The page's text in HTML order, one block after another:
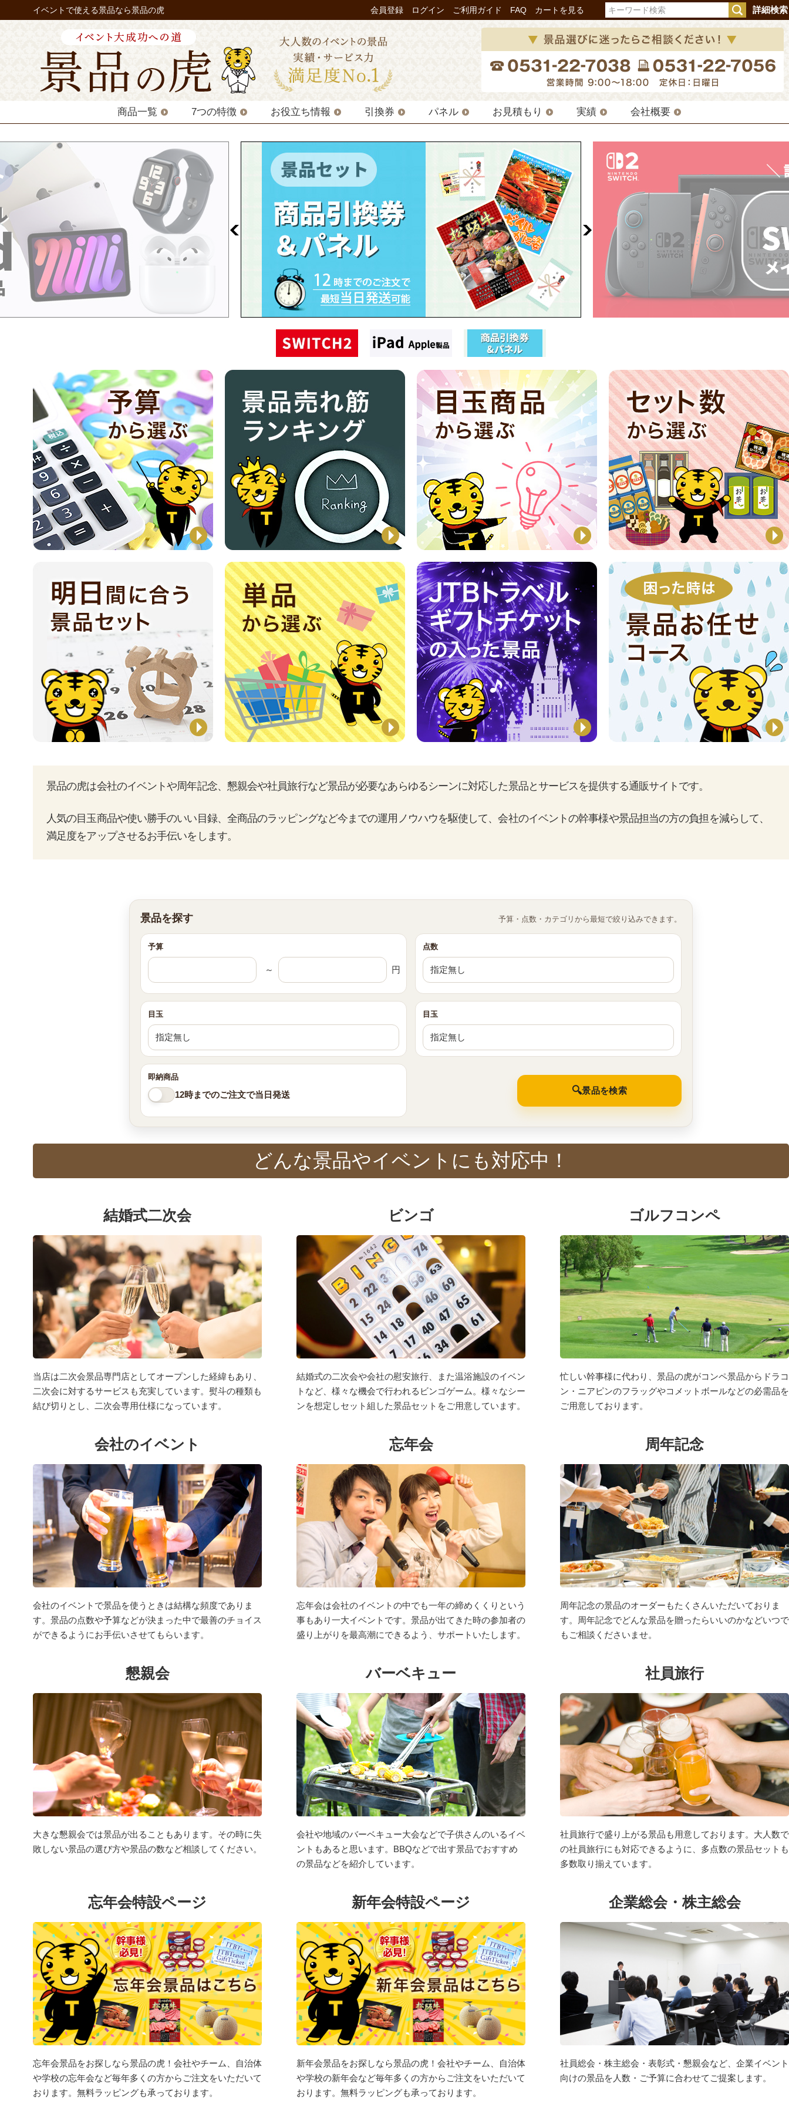
イベントで使える景品なら景品の虎 会員登録 ログイン ご利用ガイド FAQ カートを見る 詳細検索
商品一覧 7つの特徴 お役立ち情報 引換券 パネル お見積もり 実績 会社概要
景品の虎は会社のイベントや周年記念、懇親会や社員旅行など景品が必要なあらゆるシーンに対応した景品とサービスを提供する通販サイトです。
人気の目玉商品や使い勝手のいい目録、全商品のラッピングなど今までの運用ノウハウを駆使して、会社のイベントの幹事様や景品担当の方の負担を減らして、
満足度をアップさせるお手伝いをします。
景品を探す 予算・点数・カテゴリから最短で絞り込みできます。
予算
～ 円
点数
目玉 目玉
即納商品
12時までのご注文で当日発送 🔍景品を検索
どんな景品やイベントにも対応中！
結婚式二次会
当店は二次会景品専門店としてオープンした経緯もあり、
二次会に対するサービスも充実しています。熨斗の種類も
結び切りとし、二次会専用仕様になっています。
ビンゴ
結婚式の二次会や会社の慰安旅行、また温浴施設のイベン
トなど、様々な機会で行われるビンゴゲーム。様々なシー
ンを想定しセット組した景品セットをご用意しています。
ゴルフコンペ
忙しい幹事様に代わり、景品の虎がコンペ景品からドラコ
ン・ニアピンのフラッグやコメットボールなどの必需品を
ご用意しております。
会社のイベント
会社のイベントで景品を使うときは結構な頻度でありま
す。景品の点数や予算などが決まった中で最善のチョイス
ができるようにお手伝いさせてもらいます。
忘年会
忘年会は会社のイベントの中でも一年の締めくくりという
事もあり一大イベントです。景品が出てきた時の参加者の
盛り上がりを最高潮にできるよう、サポートいたします。
周年記念
周年記念の景品のオーダーもたくさんいただいておりま
す。周年記念でどんな景品を贈ったらいいのかなどいつで
もご相談くださいませ。
懇親会
大きな懇親会では景品が出ることもあります。その時に失
敗しない景品の選び方や景品の数など相談してください。
バーベキュー
会社や地域のバーベキュー大会などで子供さんのいるイベ
ントもあると思います。BBQなどで出す景品でおすすめ
の景品などを紹介しています。
社員旅行
社員旅行で盛り上がる景品も用意しております。大人数で
の社員旅行にも対応できるように、多点数の景品セットも
多数取り揃えています。
忘年会特設ページ
忘年会景品をお探しなら景品の虎！会社やチーム、自治体
や学校の忘年会など毎年多くの方からご注文をいただいて
おります。無料ラッピングも承っております。
新年会特設ページ
新年会景品をお探しなら景品の虎！会社やチーム、自治体
や学校の新年会など毎年多くの方からご注文をいただいて
おります。無料ラッピングも承っております。
企業総会・株主総会
社員総会・株主総会・表彰式・懇親会など、企業イベント
向けの景品を人数・ご予算に合わせてご提案します。